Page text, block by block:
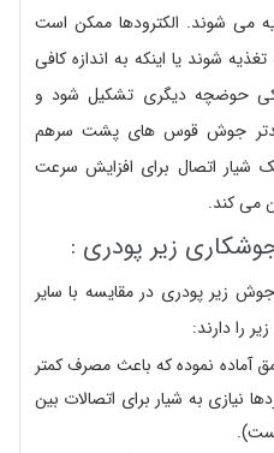
می شوند. الکترودها ممکن است
شوند یا اینکه به اندازه کافی
حوضچه دیگری تشکیل شود و
جوش قوس های پشت سرهم
اتصال برای افزایش سرعت
می کند.
زیر پودری :
زیر پودری در مقایسه با سایر
را دارند:
آماده نموده که باعث مصرف کمتر
نیازی به شیار برای اتصالات بین